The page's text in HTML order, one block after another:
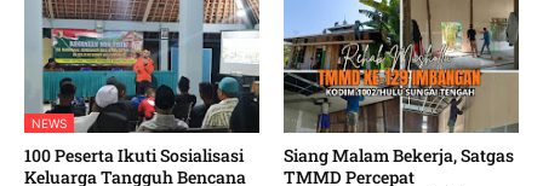
NEWS
100 Peserta Ikuti Sosialisasi
Keluarga Tangguh Bencana
Siang Malam Bekerja, Satgas
TMMD Percepat